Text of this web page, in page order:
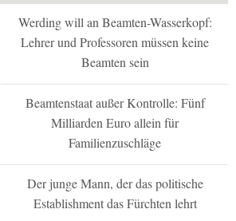
Werding will an Beamten-Wasserkopf:
Lehrer und Professoren müssen keine
Beamten sein
Beamtenstaat außer Kontrolle: Fünf
Milliarden Euro allein für
Familienzuschläge
Der junge Mann, der das politische
Establishment das Fürchten lehrt